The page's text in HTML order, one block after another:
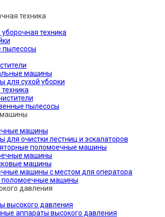
техника
техника
машины
для сухой уборки
пылесосы
машины
для очистки лестниц и эскалаторов
поломоечные машины
машины
машины
машины с местом для оператора
поломоечные машины
давления
высокого давления
аппараты высокого давления